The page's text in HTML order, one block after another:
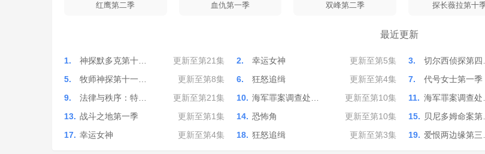
红鹰第二季 血仇第一季 双峰第二季 探长薇拉第十
最近更新
1. 神探默多克第十… 更新至第21集 2. 幸运女神 更新至第5集 3. 切尔西侦探第
5.
牧师神探第十一… 更新至第8集 6. 狂怒追缉 更新至第4集 7. 代号女士第一季
9.
法律与秩序：特… 更新至第21集 10. 海军罪案调查处… 更新至第10集 11. 海军罪案调查
13. 战斗之地第一季 更新至第1集 14. 恐怖角 更新至第10集 15. 贝尼多姆命案
17. 幸运女神 更新至第4集 18. 狂怒追缉 更新至第3集 19. 爱恨两边缘第